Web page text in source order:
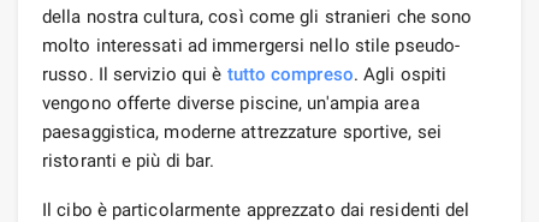
della nostra cultura, così come gli stranieri che sono
molto interessati ad immergersi nello stile pseudo-
russo. Il servizio qui è tutto compreso. Agli ospiti
vengono offerte diverse piscine, un'ampia area
paesaggistica, moderne attrezzature sportive, sei
ristoranti e più di bar.
Il cibo è particolarmente apprezzato dai residenti del